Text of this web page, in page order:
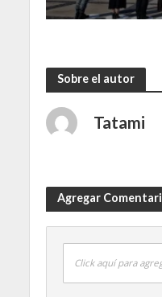
Sobre el autor
Tatami
Agregar
Click aquí para